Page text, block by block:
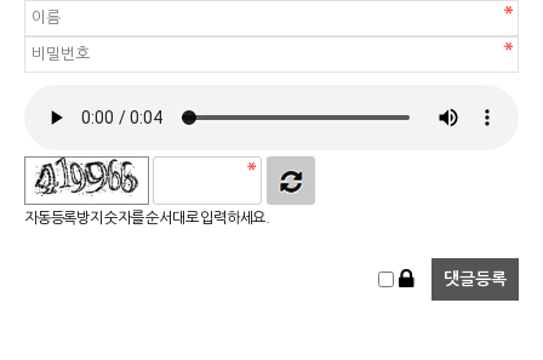
자동등록방지 숫자를 순서대로 입력하세요.